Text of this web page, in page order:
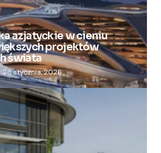
azjatyckie w cieniu
projektów
świata
28 stycznia, 2026